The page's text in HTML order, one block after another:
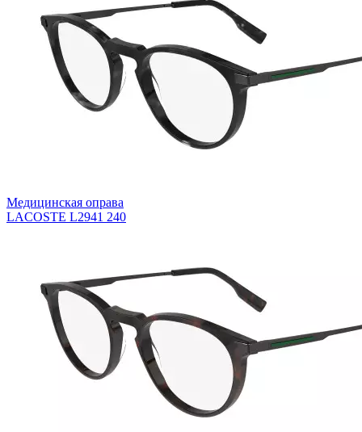
Медицинская оправа
LACOSTE L2941 240